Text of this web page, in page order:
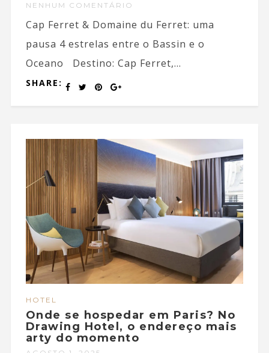
NENHUM COMENTÁRIO
Cap Ferret & Domaine du Ferret: uma
pausa 4 estrelas entre o Bassin e o
Oceano Destino: Cap Ferret,...
SHARE:
HOTEL
Onde se hospedar em Paris? No
Drawing Hotel, o endereço mais
arty do momento